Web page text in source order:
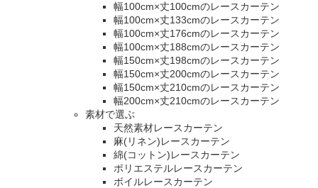
幅100cm×丈100cmのレースカーテン
幅100cm×丈133cmのレースカーテン
幅100cm×丈176cmのレースカーテン
幅100cm×丈188cmのレースカーテン
幅150cm×丈198cmのレースカーテン
幅150cm×丈200cmのレースカーテン
幅150cm×丈210cmのレースカーテン
幅200cm×丈210cmのレースカーテン
素材で選ぶ
天然素材レースカーテン
麻(リネン)レースカーテン
綿(コットン)レースカーテン
ポリエステルレースカーテン
ボイルレースカーテン